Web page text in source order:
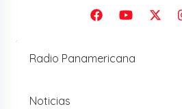
Radio Panamericana
Noticias